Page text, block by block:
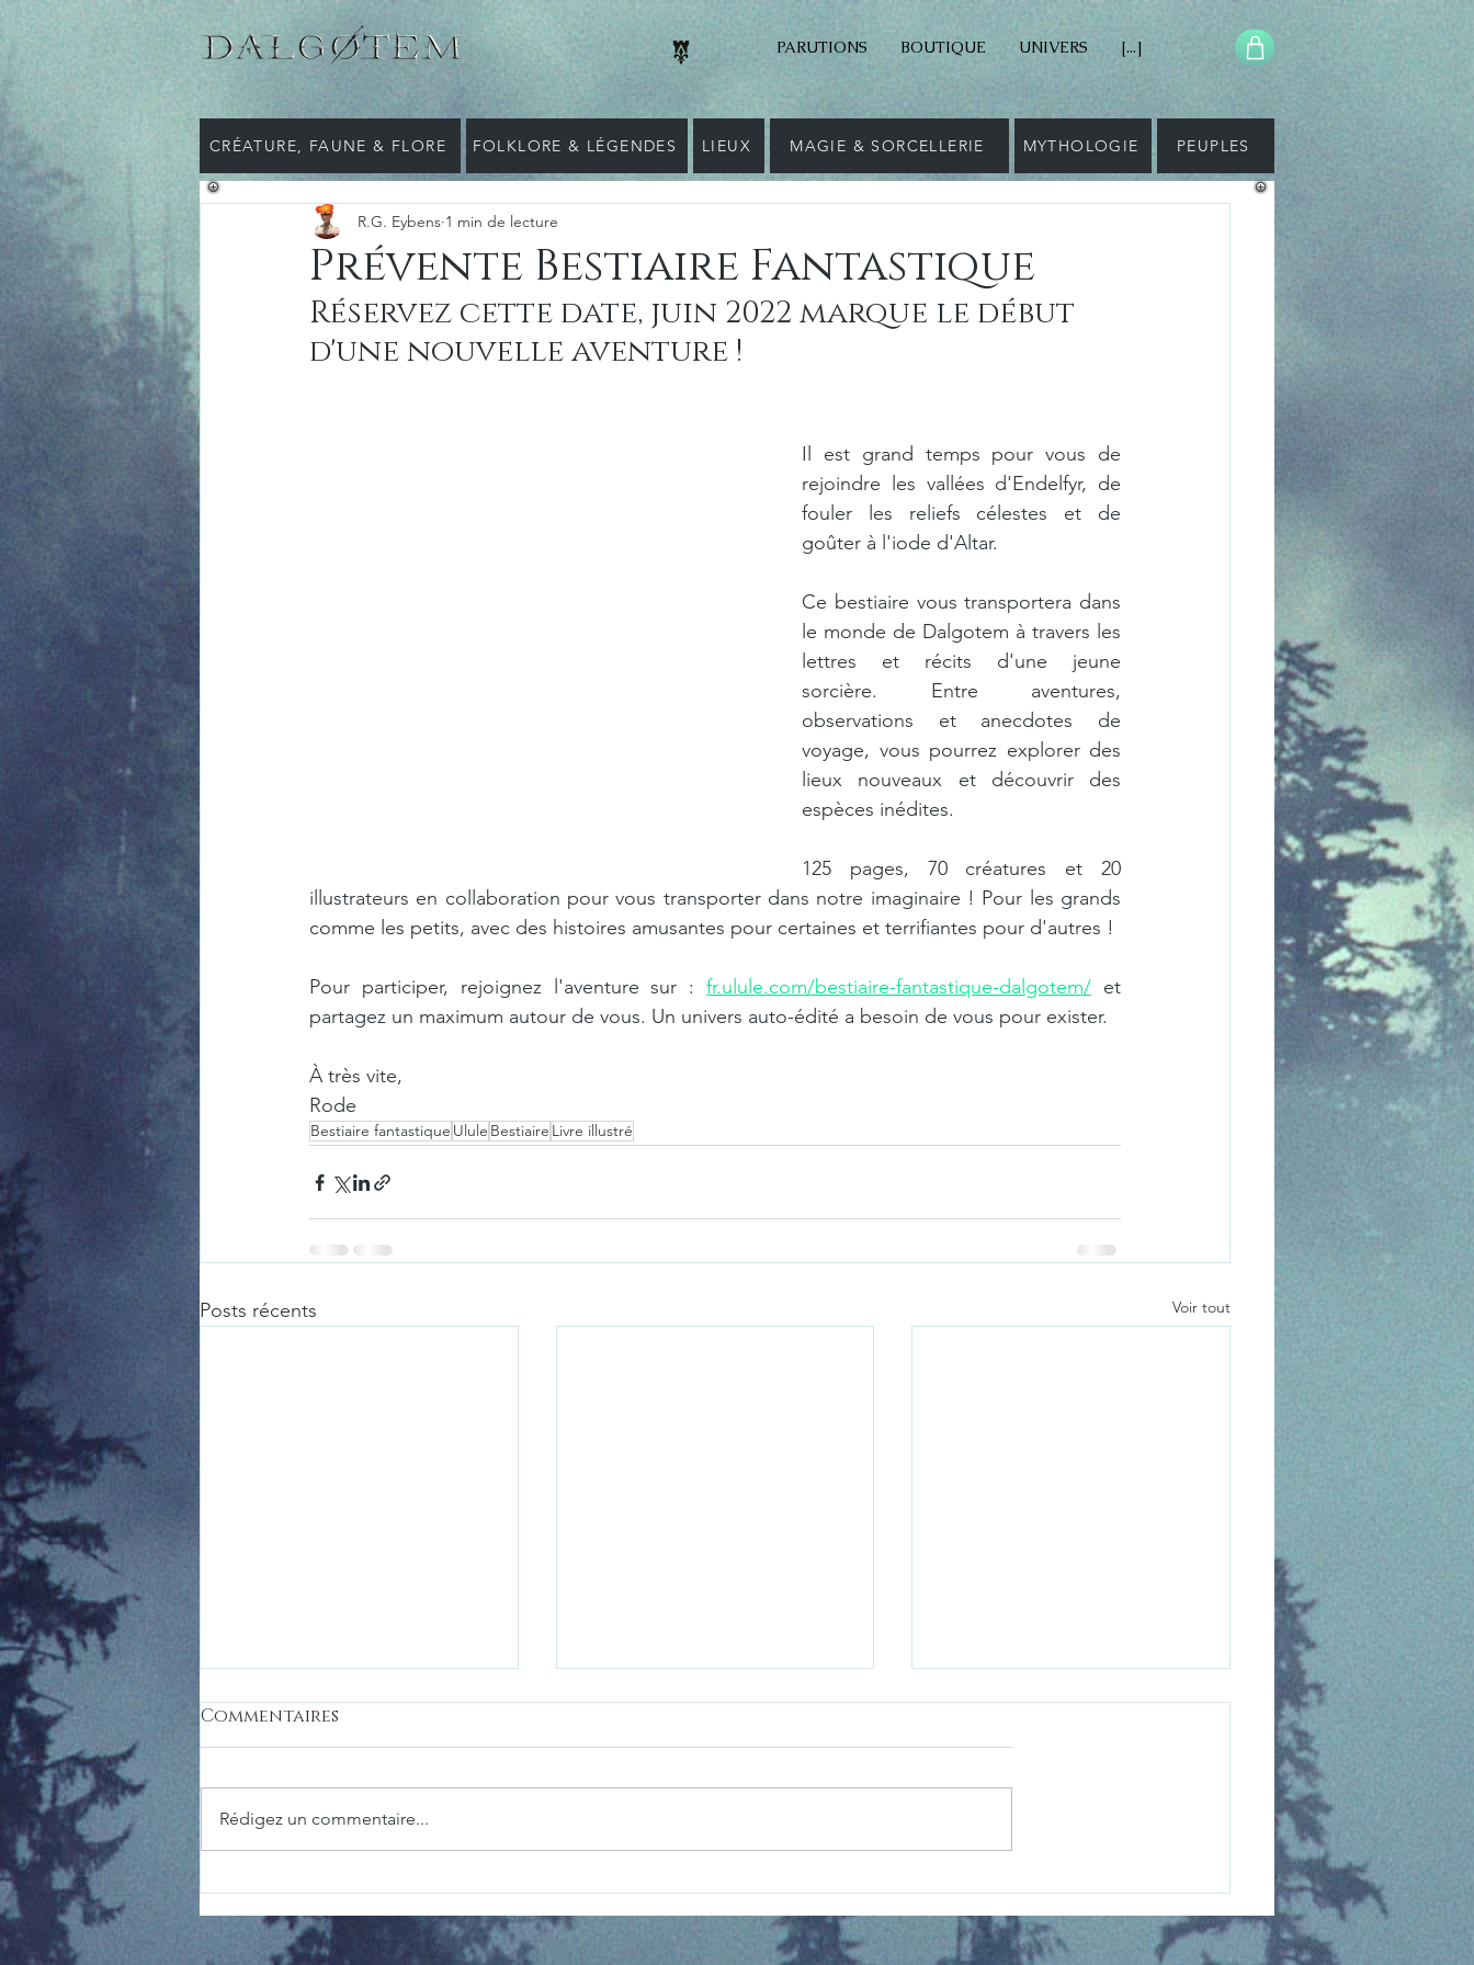
PARUTIONS BOUTIQUE UNIVERS [...]
CRÉATURE, FAUNE & FLORE FOLKLORE & LÉGENDES LIEUX MAGIE & SORCELLERIE MYTHOLOGIE PEUPLES
Prévente Bestiaire Fantastique
R.G. Eybens 1 min de lecture
Réservez cette date, juin 2022 marque le début
d'une nouvelle aventure !
Il est grand temps pour vous de
rejoindre les vallées d'Endelfyr, de
fouler les reliefs célestes et de
goûter à l'iode d'Altar.
Ce bestiaire vous transportera dans
le monde de Dalgotem à travers les
lettres et récits d'une jeune
sorcière. Entre aventures,
observations et anecdotes de
voyage, vous pourrez explorer des
lieux nouveaux et découvrir des
espèces inédites.
125 pages, 70 créatures et 20
illustrateurs en collaboration pour vous transporter dans notre imaginaire ! Pour les grands
comme les petits, avec des histoires amusantes pour certaines et terrifiantes pour d'autres !
Pour participer, rejoignez l'aventure sur : fr.ulule.com/bestiaire-fantastique-dalgotem/ et
partagez un maximum autour de vous. Un univers auto-édité a besoin de vous pour exister.
À très vite,
Rode
Bestiaire fantastique Ulule Bestiaire Livre illustré
Posts récents Voir tout
LES ALTÉRÉS
LES MYSTHES, DES
MONSTRES DIGNES D'UN
JDR
Commentaires
Rédigez un commentaire...